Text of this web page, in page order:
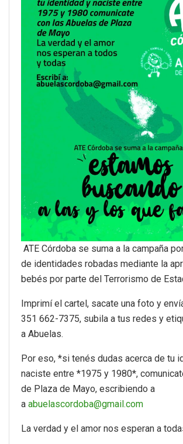
ATE Córdoba se suma a la campaña
de identidades robadas mediante la
bebés por parte del Terrorismo de
Imprimí el cartel, sacate una foto y
351 662-7375, subila a tus redes y
a Abuelas.
Por eso, *si tenés dudas acerca de tu
naciste entre *1975 y 1980*,
de Plaza de Mayo, escribiendo a
a abuelascordoba@gmail.com
La verdad y el amor nos esperan a